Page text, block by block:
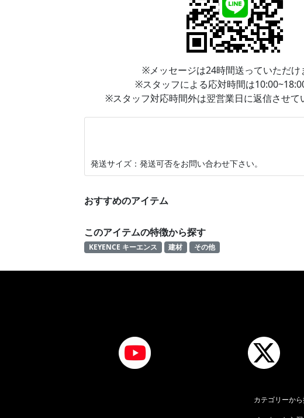
※メッセージは24時間送っていただけ
※スタッフによる応対時間は10:00~18:00
※スタッフ対応時間外は翌営業日に返信させて
発送サイズ：発送可否をお問い合わせ下さい。
おすすめのアイテム
このアイテムの特徴から探す
KEYENCE キーエンス 建材 その他
カテゴリーか